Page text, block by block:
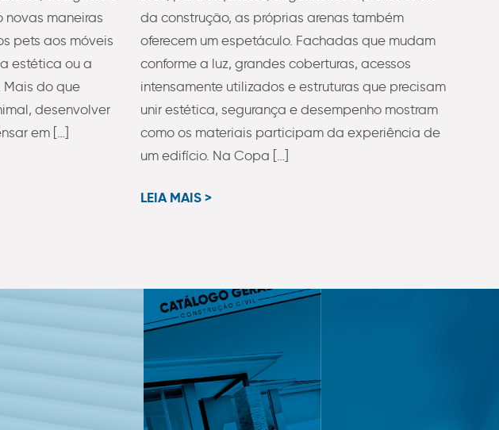
novas maneiras
pets aos móveis
estética ou a
do que
desenvolver
em […]
da construção, as próprias arenas também
oferecem um espetáculo. Fachadas que mudam
conforme a luz, grandes coberturas, acessos
intensamente utilizados e estruturas que precisam
unir estética, segurança e desempenho mostram
como os materiais participam da experiência de
um edifício. Na Copa […]
LEIA MAIS >